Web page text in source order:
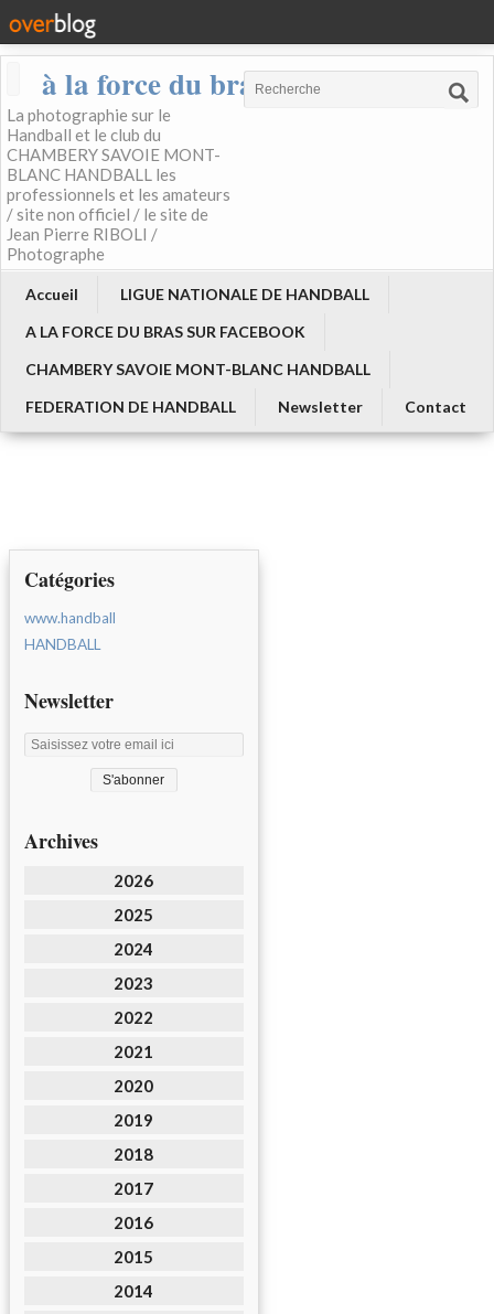
à la force du bras
La photographie sur le
Handball et le club du
CHAMBERY SAVOIE MONT-
BLANC HANDBALL les
professionnels et les amateurs
/ site non officiel / le site de
Jean Pierre RIBOLI /
Photographe
Accueil
LIGUE NATIONALE DE HANDBALL
A LA FORCE DU BRAS SUR FACEBOOK
CHAMBERY SAVOIE MONT-BLANC HANDBALL
FEDERATION DE HANDBALL
Newsletter Contact
Catégories
www.handball
HANDBALL
Newsletter
Archives
2026
2025
2024
2023
2022
2021
2020
2019
2018
2017
2016
2015
2014